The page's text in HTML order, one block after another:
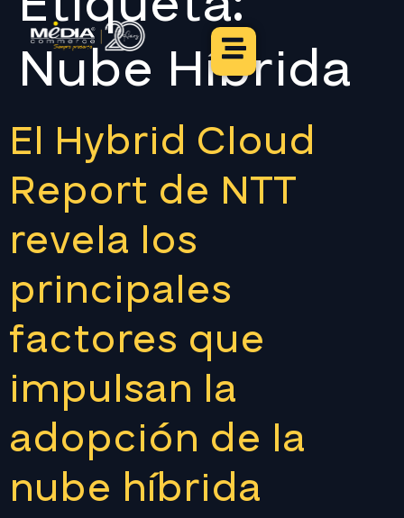
Nube Híbrida
El Hybrid Cloud
Report de NTT
revela los
principales
factores que
impulsan la
adopción de la
nube híbrida